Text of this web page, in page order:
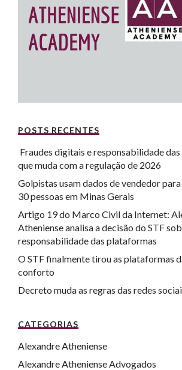
POSTS RECENTES
Fraudes digitais e responsabilidade
que muda com a regulação de 2026
Golpistas usam dados de vendedor
30 pessoas em Minas Gerais
Artigo 19 do Marco Civil da Internet:
Atheniense analisa a decisão do STF
responsabilidade das plataformas
O STF finalmente tirou as plataformas
conforto
Decreto muda as regras das redes
CATEGORIAS
Alexandre Atheniense
Alexandre Atheniense Advogados